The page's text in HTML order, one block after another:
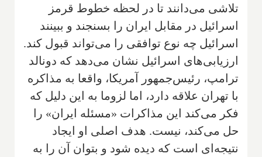
تلاشی می‌دانند تا در لحظه خطوط قرمز
اسرائیل در مقابل ایران را بسنجند و ببینند
اسرائیل چه نوع توافقی را می‌تواند قبول کند.
ارزیابی‌های اسرائیل نشان می‌دهد که دونالد
ترامپ، رئیس‌جمهور آمریکا، واقعا به مذاکره
با تهران علاقه دارد، اما لزوما به این دلیل که
فکر می‌کند این مذاکرات «مسئله ایران» را
حل می‌کند، نیست. هدف اصلی او ایجاد
نتیجه‌ای است که دیده شود و بتوان آن را به